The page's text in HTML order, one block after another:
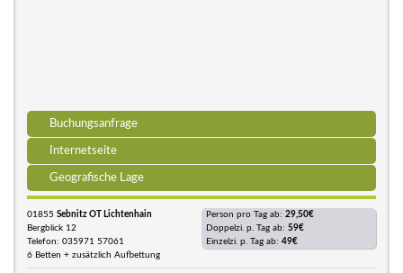
Buchungsanfrage
Internetseite
Geografische Lage
01855 Sebnitz OT Lichtenhain
Bergblick 12
Telefon: 035971 57061
6 Betten + zusätzlich Aufbettung
Person pro Tag ab: 29,50€
Doppelzi. p. Tag ab: 59€
Einzelzi. p. Tag ab: 49€